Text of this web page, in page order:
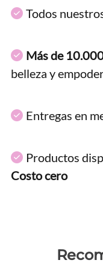
Todos
Más de
belleza y
Entregas en
Productos
Costo cero